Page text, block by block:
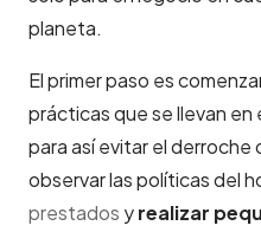
planeta.
El primer paso es
prácticas que se llevan
para así evitar el derroche
observar las políticas del
prestados yrealizar